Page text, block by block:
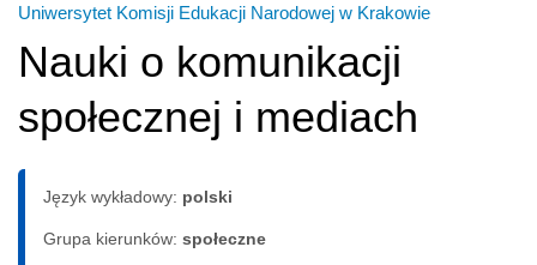
Uniwersytet Komisji Edukacji Narodowej w Krakowie
Nauki o komunikacji
społecznej i mediach
Język wykładowy: polski
Grupa kierunków: społeczne